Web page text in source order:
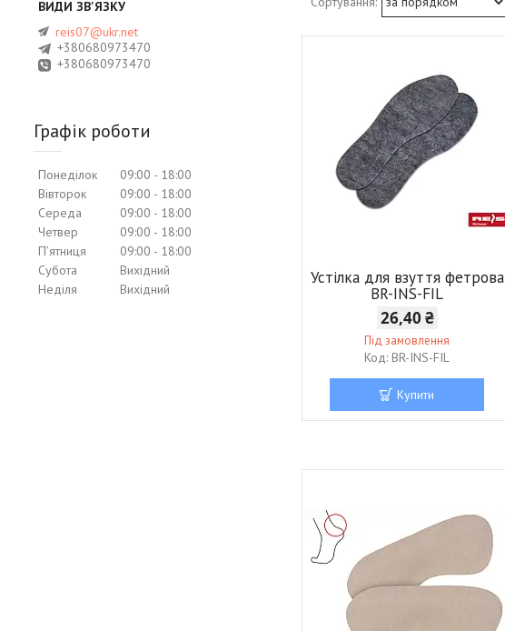
Устілка для взуття фетрова
BR-INS-FIL
26,40 ₴
Під замовлення
BR-INS-FIL
Купити
reis07@ukr.net
+380680973470
+380680973470
Графік роботи
Понеділок 09:00
18:00
Вівторок
09:00
18:00
Середа
09:00
18:00
Четвер
09:00
18:00
Пʼятниця
09:00
18:00
Субота
Вихідний
Неділя
Вихідний